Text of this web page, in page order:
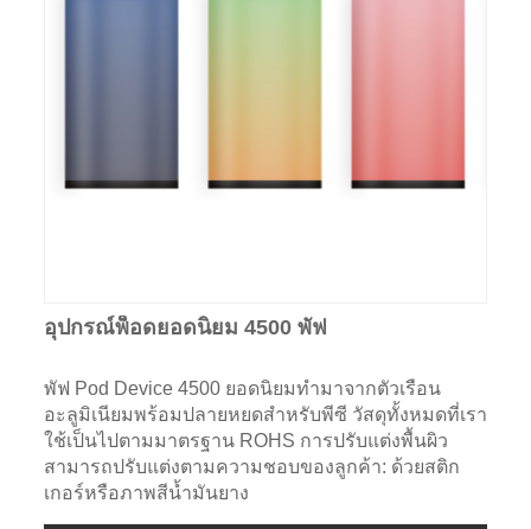
อุปกรณ์พ็อดยอดนิยม 4500 พัฟ
พัฟ Pod Device 4500 ยอดนิยมทำมาจากตัวเรือน
อะลูมิเนียมพร้อมปลายหยดสำหรับพีซี วัสดุทั้งหมดที่เรา
ใช้เป็นไปตามมาตรฐาน ROHS การปรับแต่งพื้นผิว
สามารถปรับแต่งตามความชอบของลูกค้า: ด้วยสติก
เกอร์หรือภาพสีน้ำมันยาง